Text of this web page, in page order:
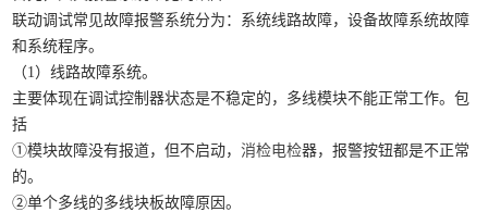
联动调试常见故障报警系统分为：系统线路故障，设备故障系统故障
和系统程序。
（1）线路故障系统。
主要体现在调试控制器状态是不稳定的，多线模块不能正常工作。包
括
①模块故障没有报道，但不启动，消检电检器，报警按钮都是不正常
的。
②单个多线的多线块板故障原因。